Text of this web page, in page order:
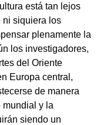
está tan lejos
ni siquiera los
plenamente la
los investigadores,
del Oriente
Europa central,
de manera
mundial y la
siendo un